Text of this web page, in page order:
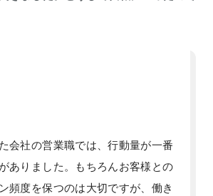
会社の営業職では、行動量が一番
ありました。もちろんお客様との
頻度を保つのは大切ですが、働き